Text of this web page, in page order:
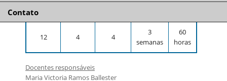
Orientadores disponíveis e número de vagas
Candidatos estrangeiros
Inscrições recebidas
Exames e arguições
Prêmio Mães Pesquisadoras da USP 2025
Contatosemana
12 4 4
3
semanas
60
horas
Docentes responsáveis
Maria Victoria Ramos Ballester